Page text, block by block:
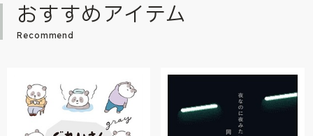
おすすめアイテム
Recommend